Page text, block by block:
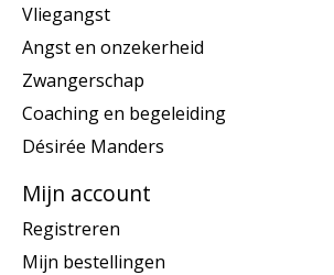
Vliegangst
Angst en onzekerheid
Zwangerschap
Coaching en begeleiding
Désirée Manders
Mijn account
Registreren
Mijn bestellingen